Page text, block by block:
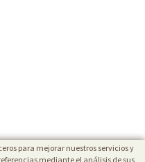
para mejorar nuestros servicios y
mediante el análisis de sus